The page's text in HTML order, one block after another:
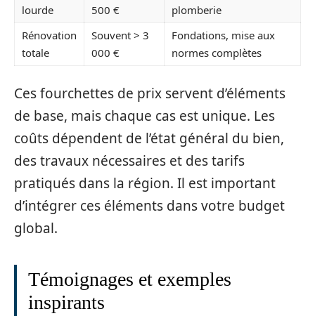
lourde
500 €
plomberie
Rénovation
totale
Souvent > 3
000 €
Fondations, mise aux
normes complètes
Ces fourchettes de prix servent d’éléments
de base, mais chaque cas est unique. Les
coûts dépendent de l’état général du bien,
des travaux nécessaires et des tarifs
pratiqués dans la région. Il est important
d’intégrer ces éléments dans votre budget
global.
Témoignages et exemples
inspirants